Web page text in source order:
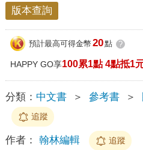
版本查詢
預計最高可得金幣 20點 ?
HAPPY GO享100累1點 4點抵1
分類： 中文書 ＞ 參考書 ＞
追蹤
作者： 翰林編輯 追蹤